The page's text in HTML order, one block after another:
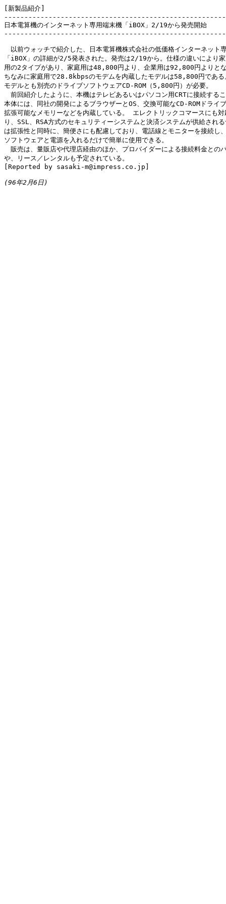
[新製品紹介]
日本電算機のインターネット専用端末機「iBOX」2/19から発売開始
以前ウォッチで紹介した、日本電算機株式会社の低価格インターネット
「iBOX」の詳細が2/5発表された。発売は2/19から。仕様の違いにより
用の2タイプがあり、家庭用は48,800円より、企業用は92,800円よりと
ちなみに家庭用で28.8kbpsのモデムを内蔵したモデルは58,800円である
モデルとも別売のドライブソフトウェアCD-ROM（5,800円）が必要。
前回紹介したように、本機はテレビあるいはパソコン用CRTに接続する
本体には、同社の開発によるブラウザーとOS、交換可能なCD-ROMドライ
拡張可能なメモリーなどを内蔵している。 エレクトリックコマースにも対
り、SSL、RSA方式のセキュリティーシステムと決済システムが供給され
は拡張性と同時に、簡便さにも配慮しており、電話線とモニターを接続し
ソフトウェアと電源を入れるだけで簡単に使用できる。
販売は、量販店や代理店経由のほか、プロバイダーによる接続料金との
や、リース／レンタルも予定されている。
[Reported by sasaki-m@impress.co.jp]
(96年2月6日)